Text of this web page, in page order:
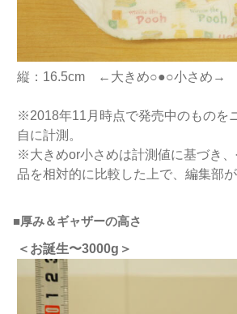
縦：16.5cm ←大きめ○●○小さめ→
※2018年11月時点で発売中のものを
自に計測。
※大きめor小さめは計測値に基づき
品を相対的に比較した上で、編集部が
■厚み＆ギャザーの高さ
＜お誕生〜3000g＞